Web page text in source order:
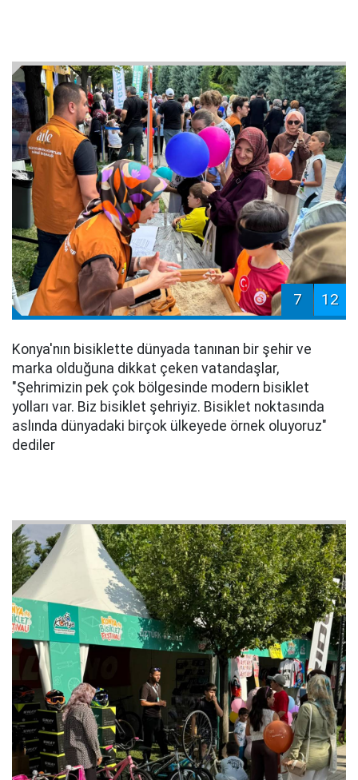
7 12
Konya'nın bisiklette dünyada tanınan bir şehir ve
marka olduğuna dikkat çeken vatandaşlar,
"Şehrimizin pek çok bölgesinde modern bisiklet
yolları var. Biz bisiklet şehriyiz. Bisiklet noktasında
aslında dünyadaki birçok ülkeyede örnek oluyoruz"
dediler